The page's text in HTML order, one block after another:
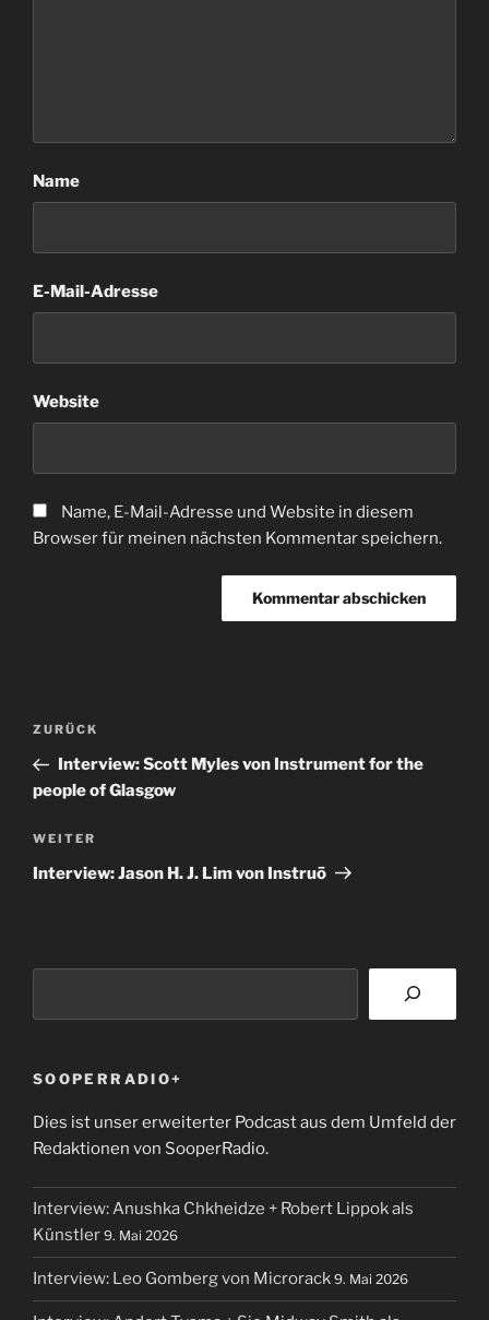
Name
E-Mail-Adresse
Website
Name, E-Mail-Adresse und Website in diesem
Browser für meinen nächsten Kommentar speichern.
Beitragsnavigation
Vorheriger
Beitrag
ZURÜCK
Interview: Scott Myles von Instrument for the
people of Glasgow
Nächster
Beitrag
WEITER
Interview: Jason H. J. Lim von Instruō
SOOPERRADIO+
Dies ist unser erweiterter Podcast aus dem Umfeld der
Redaktionen von SooperRadio.
Interview: Anushka Chkheidze + Robert Lippok als
Künstler 9. Mai 2026
Interview: Leo Gomberg von Microrack 9. Mai 2026